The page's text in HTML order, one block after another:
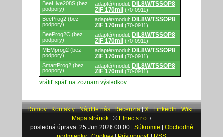
BeeHive208S (bez
podpory)
adaptér/modul: DIL8W/TSSOP8
ZIF 170mil (70-0911)
BeeProg2 (bez
podpory)
adaptér/modul: DIL8W/TSSOP8
ZIF 170mil (70-0911)
BeeProg2C (bez
podpory)
adaptér/modul: DIL8W/TSSOP8
ZIF 170mil (70-0911)
MEMprog2 (bez
podpory)
adaptér/modul: DIL8W/TSSOP8
ZIF 170mil (70-0911)
SmartProg2 (bez
podpory)
adaptér/modul: DIL8W/TSSOP8
ZIF 170mil (70-0911)
vrátiť späť na zoznam výsledkov
Domov|Kontakty|Nájdite nás|Recenzia|X|LinkedIn|Wiki|
Mapa stránok | © Elnec s.r.o. /
posledná úprava: 25.Jun.2026 00:00| Súkromie | Obchodné